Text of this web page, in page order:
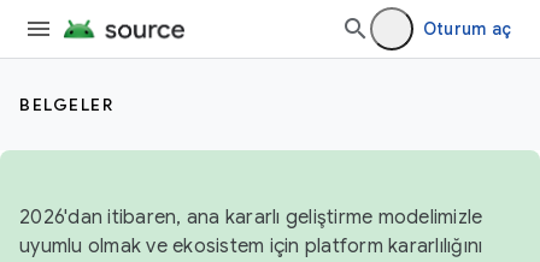
Oturum aç
BELGELER
2026'dan itibaren, ana kararlı geliştirme modelimizle
uyumlu olmak ve ekosistem için platform kararlılığını